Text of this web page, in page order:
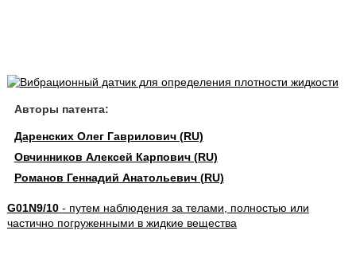
Авторы патента:
Даренских Олег Гаврилович (RU)
Овчинников Алексей Карпович (RU)
Романов Геннадий Анатольевич (RU)
G01N9/10- путем наблюдения за телами, полностью или
частично погруженными в жидкие вещества